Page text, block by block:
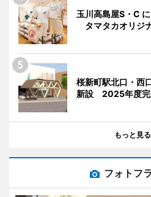
玉川高島屋S・C
タマタカオリジ
桜新町駅北口・西
新設 2025年度完
もっと見る
フォトフ